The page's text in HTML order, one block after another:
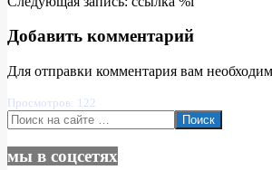
Добавить комментарий
Для отправки комментария вам
Просмотров: 122
Поиск
мы в соцсетях